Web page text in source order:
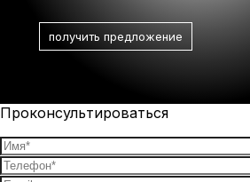
Проконсультироваться